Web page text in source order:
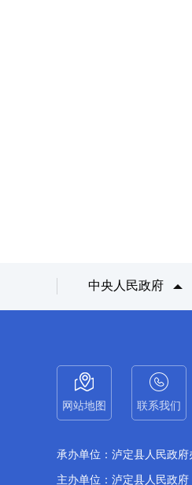
中央人民政府
网站地图 联系我们
承办单位：泸定县人民政府
主办单位：泸定县人民政府